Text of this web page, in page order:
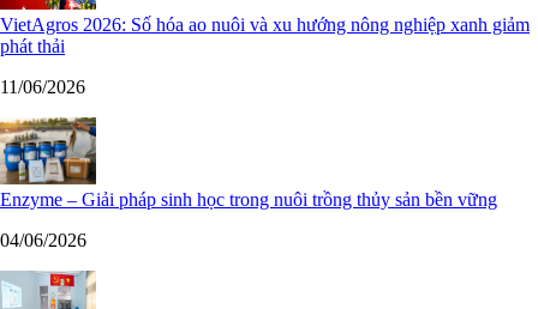
VietAgros 2026: Số hóa ao nuôi và xu hướng nông nghiệp xanh giảm
phát thải
11/06/2026
Enzyme – Giải pháp sinh học trong nuôi trồng thủy sản bền vững
04/06/2026